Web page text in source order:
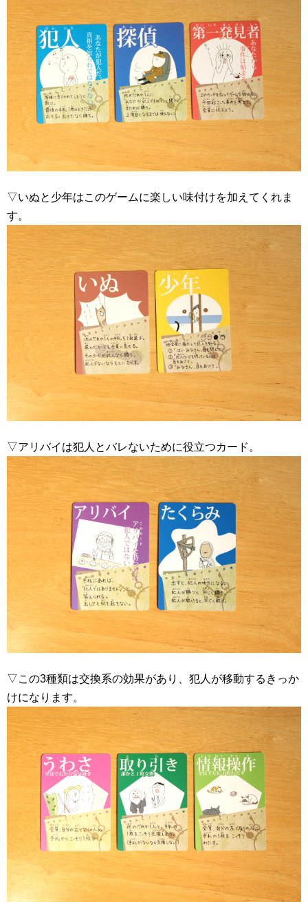
▽いぬと少年はこのゲームに楽しい味付けを加えてくれま
す。
▽アリバイは犯人とバレないために役立つカード。
▽この3種類は交換系の効果があり、犯人が移動するきっか
けになります。